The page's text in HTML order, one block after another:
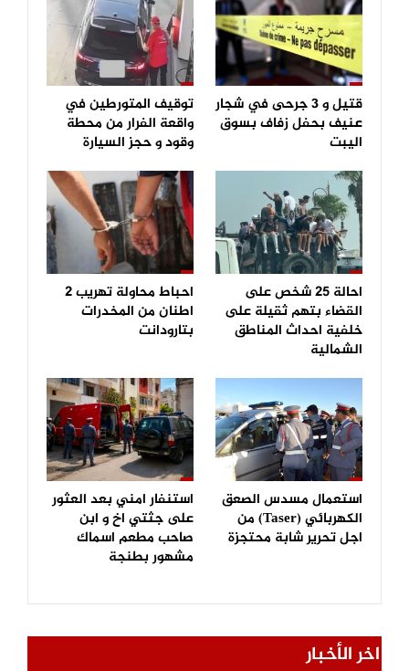
قتيل و 3 جرحى في شجار
عنيف بحفل زفاف بسوق
اليبت
توقيف المتورطين في
واقعة الفرار من محطة
وقود و حجز السيارة
احالة 25 شخص على
القضاء بتهم ثقيلة على
خلفية احداث المناطق
الشمالية
احباط محاولة تهريب 2
اطنان من المخدرات
بتارودانت
استعمال مسدس الصعق
الكهربائي (Taser) من
اجل تحرير شابة محتجزة
استنفار امني بعد العثور
على جثتي اخ و ابن
صاحب مطعم اسماك
مشهور بطنجة
اخر الأخبار